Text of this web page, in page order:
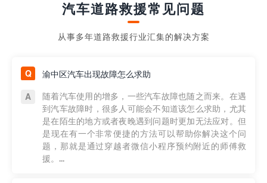
汽车道路救援常见问题
从事多年道路救援行业汇集的解决方案
渝中区汽车出现故障怎么求助
随着汽车使用的增多，一些汽车故障也随之而来。在遇
到汽车故障时，很多人可能会不知道该怎么求助，尤其
是在陌生的地方或者夜晚遇到问题时更加无法应对。但
是现在有一个非常便捷的方法可以帮助你解决这个问
题，那就是通过穿越者微信小程序预约附近的师傅救
援。...